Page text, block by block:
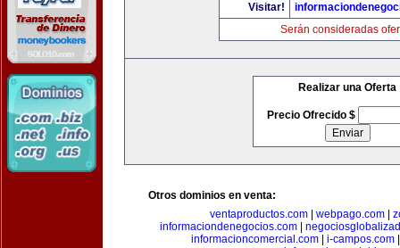
Visitar!
Serán consideradas
Realizar una Oferta
Precio Ofrecido $
Otros dominios en venta:
ventaproductos.com
webpago.com
informaciondenegocios.com|
informacioncomercial.com| i-campos.com